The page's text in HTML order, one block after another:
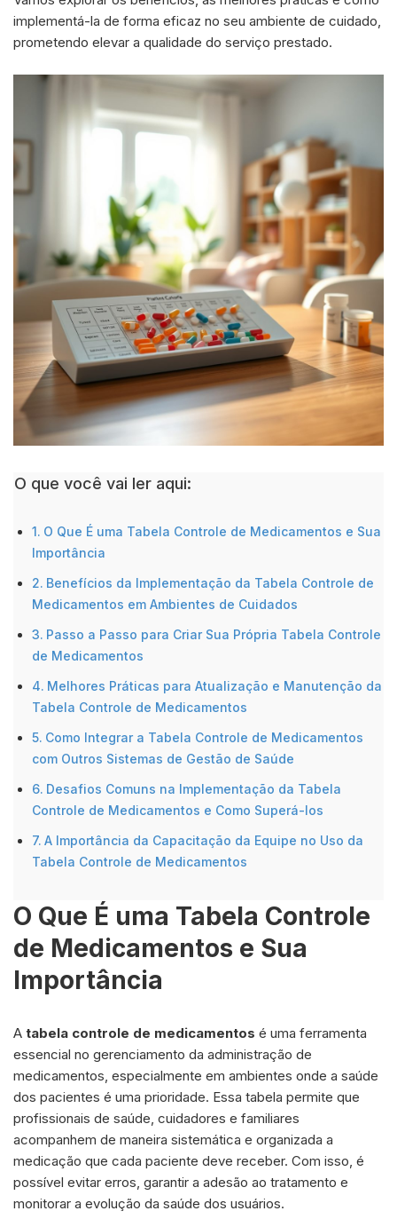
implementá-la de forma eficaz no seu ambiente de cuidado,
prometendo elevar a qualidade do serviço prestado.
O que você vai ler aqui:
O Que É uma Tabela Controle de Medicamentos e Sua
Importância
Benefícios da Implementação da Tabela Controle de
Medicamentos em Ambientes de Cuidados
Passo a Passo para Criar Sua Própria Tabela Controle
de Medicamentos
Melhores Práticas para Atualização e Manutenção da
Tabela Controle de Medicamentos
Como Integrar a Tabela Controle de Medicamentos
com Outros Sistemas de Gestão de Saúde
Desafios Comuns na Implementação da Tabela
Controle de Medicamentos e Como Superá-los
A Importância da Capacitação da Equipe no Uso da
Tabela Controle de Medicamentos
O Que É uma Tabela Controle
de Medicamentos e Sua
Importância
A tabela controle de medicamentos é uma ferramenta
essencial no gerenciamento da administração de
medicamentos, especialmente em ambientes onde a saúde
dos pacientes é uma prioridade. Essa tabela permite que
profissionais de saúde, cuidadores e familiares
acompanhem de maneira sistemática e organizada a
medicação que cada paciente deve receber. Com isso, é
possível evitar erros, garantir a adesão ao tratamento e
monitorar a evolução da saúde dos usuários.